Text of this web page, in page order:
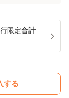
限定合計
する